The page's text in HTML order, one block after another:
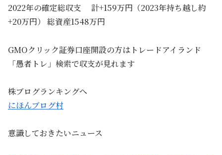
2022年の確定総収支 計+159万円（2023年持ち越し約
+20万円） 総資産1548万円
GMOクリック証券口座開設の方はトレードアイランド
「愚者トレ」検索で収支が見れます
株ブログランキングへ
にほんブログ村
意識しておきたいニュース